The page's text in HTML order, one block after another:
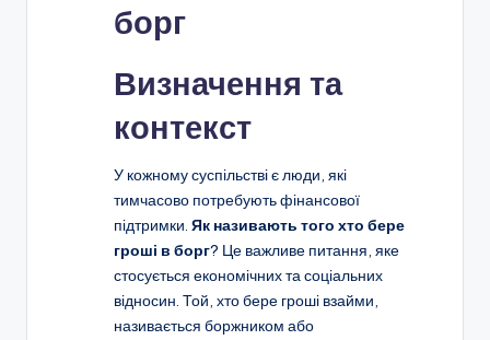
борг
Визначення та
контекст
У кожному суспільстві є люди, які
тимчасово потребують фінансової
підтримки. Як називають того хто бере
гроші в борг? Це важливе питання, яке
стосується економічних та соціальних
відносин. Той, хто бере гроші взайми,
називається боржником або